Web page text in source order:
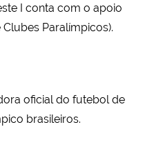
I conta com o apoio
Paralímpicos).
oficial do futebol de
brasileiros.